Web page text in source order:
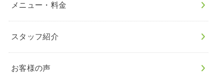
メニュー・料金
スタッフ紹介
お客様の声